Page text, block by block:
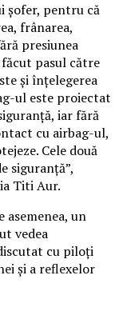
șofer, pentru că
frânarea,
presiunea
pasul către
și înțelegerea
ul este proiectat
iar fără
cu airbag-ul,
Cele două
siguranță”,
Titi Aur.
un
vedea
cu piloți
și a reflexelor